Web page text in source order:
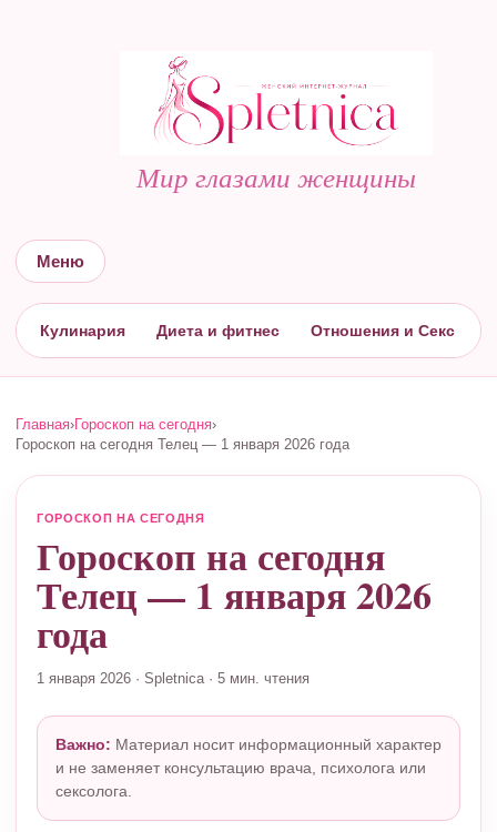
Мир глазами женщины
Меню
Кулинария Диета и фитнес Отношения и Секс
Главная›Гороскоп на сегодня›
Гороскоп на сегодня Телец — 1 января 2026 года
ГОРОСКОП НА СЕГОДНЯ
Гороскоп на сегодня
Телец — 1 января 2026
года
1 января 2026 · Spletnica · 5 мин. чтения
Важно: Материал носит информационный характер
и не заменяет консультацию врача, психолога или
сексолога.